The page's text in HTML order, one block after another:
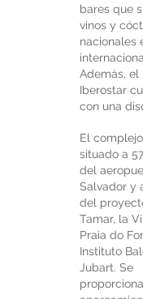
bares que
vinos y
nacionales
Además, el
Iberostar
con una
El
situado a
del
Salvador y
del
Tamar, la
Praia do
Instituto
Jubart. Se
proporciona